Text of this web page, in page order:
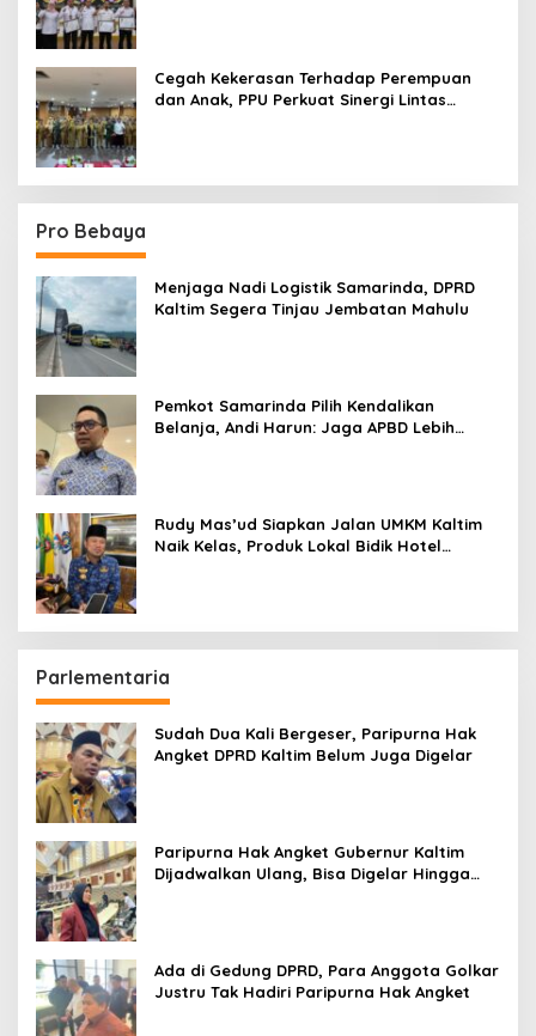
Cegah Kekerasan Terhadap Perempuan
dan Anak, PPU Perkuat Sinergi Lintas
Pro Bebaya
Menjaga Nadi Logistik Samarinda, DPRD
Kaltim Segera Tinjau Jembatan Mahulu
Pemkot Samarinda Pilih Kendalikan
Belanja, Andi Harun: Jaga APBD Lebih
Rudy Mas’ud Siapkan Jalan UMKM Kaltim
Naik Kelas, Produk Lokal Bidik Hotel
Parlementaria
Sudah Dua Kali Bergeser, Paripurna Hak
Angket DPRD Kaltim Belum Juga Digelar
Paripurna Hak Angket Gubernur Kaltim
Dijadwalkan Ulang, Bisa Digelar Hingga
Ada di Gedung DPRD, Para Anggota Golkar
Justru Tak Hadiri Paripurna Hak Angket